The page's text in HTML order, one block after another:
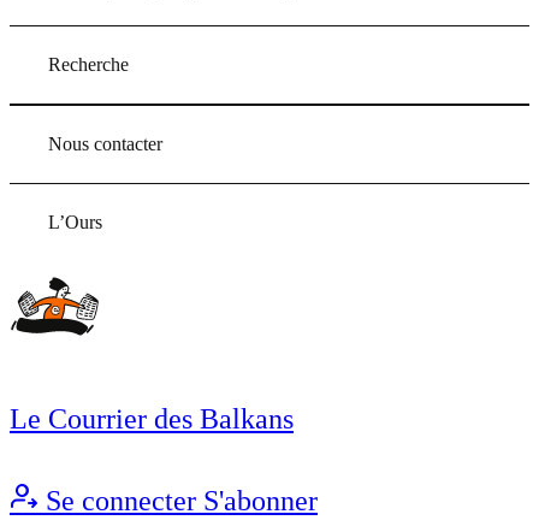
Recherche
Nous contacter
L’Ours
Le Courrier des Balkans
Se connecter S'abonner